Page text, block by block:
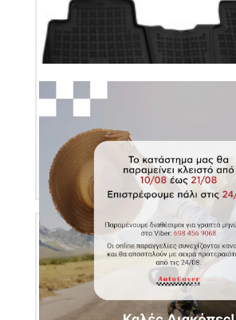
Πατάκια δαπέδου λαστιχένια
Κωδικός Προϊόντος: 202409
€77.00